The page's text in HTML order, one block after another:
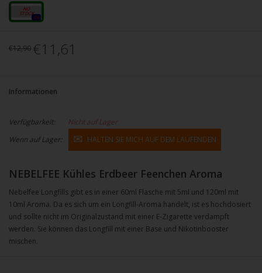
10ml
0x
€12,90 €11,61
Informationen
Verfügbarkeit:
Nicht auf Lager
Wenn auf Lager:
HALTEN SIE MICH AUF DEM LAUFENDEN
NEBELFEE Kühles Erdbeer Feenchen Aroma
Nebelfee Longfills gibt es in einer 60ml Flasche mit 5ml und 120ml mit
10ml Aroma. Da es sich um ein Longfill-Aroma handelt, ist es hochdosiert
und sollte nicht im Originalzustand mit einer E-Zigarette verdampft
werden. Sie können das Longfill mit einer Base und Nikotinbooster
mischen.